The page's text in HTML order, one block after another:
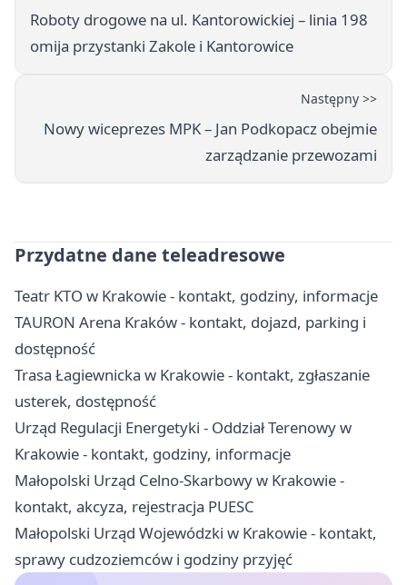
Roboty drogowe na ul. Kantorowickiej – linia 198
omija przystanki Zakole i Kantorowice
Następny >>
Nowy wiceprezes MPK – Jan Podkopacz obejmie
zarządzanie przewozami
Przydatne dane teleadresowe
Teatr KTO w Krakowie - kontakt, godziny, informacje
TAURON Arena Kraków - kontakt, dojazd, parking i
dostępność
Trasa Łagiewnicka w Krakowie - kontakt, zgłaszanie
usterek, dostępność
Urząd Regulacji Energetyki - Oddział Terenowy w
Krakowie - kontakt, godziny, informacje
Małopolski Urząd Celno-Skarbowy w Krakowie -
kontakt, akcyza, rejestracja PUESC
Małopolski Urząd Wojewódzki w Krakowie - kontakt,
sprawy cudzoziemców i godziny przyjęć